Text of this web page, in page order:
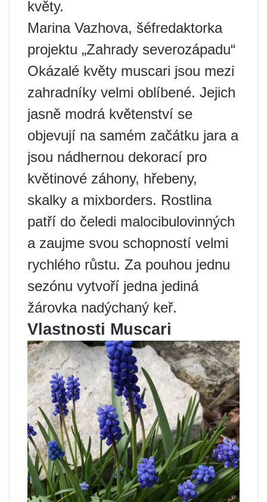
květy.
Marina Vazhova, šéfredaktorka
projektu „Zahrady severozápadu“
Okázalé květy muscari jsou mezi
zahradníky velmi oblíbené. Jejich
jasně modrá květenství se
objevují na samém začátku jara a
jsou nádhernou dekorací pro
květinové záhony, hřebeny,
skalky a mixborders. Rostlina
patří do čeledi malocibulovinných
a zaujme svou schopností velmi
rychlého růstu. Za pouhou jednu
sezónu vytvoří jedna jediná
žárovka nadýchaný keř.
Vlastnosti Muscari